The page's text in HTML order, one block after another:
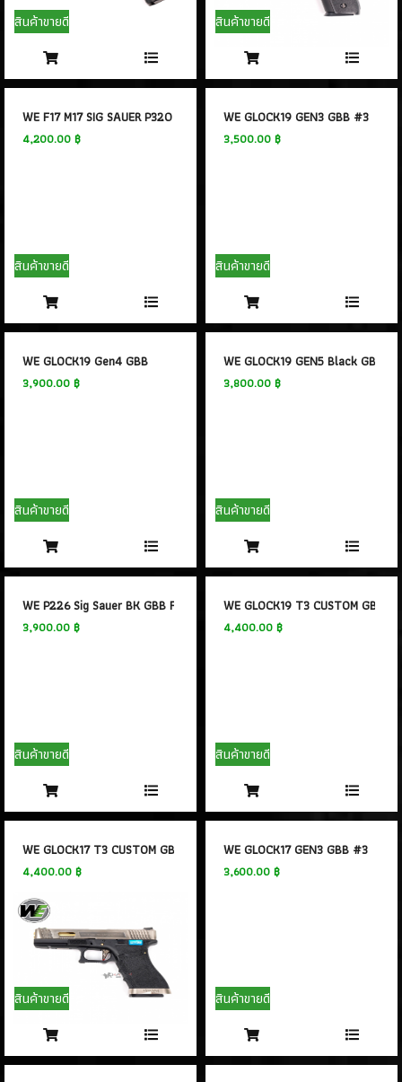
- PROFORCE
- ARTEMIS
- ASCEND
- ICS Hand Gun(1)
- POSEIDON(1)
- ARROW ARMS
- ARES
- HK3
ปืนสั้นอัดลมสปริง SPRING GUN (13)
ปืนยาว RIFLE GUN
แบลงค์กัน BLANK GUN
ปืนแบล๊งค์กัน BLANK GUN
BLANK CARTRIDGE(10)
อุปกรณ์เสริม
สินค้าขายดี สินค้าขายดี
WE F17 M17 SIG SAUER P320 GBB TAN #3
4,200.00 ฿
สินค้าขายดี
WE GLOCK19 GEN3 GBB #3
3,500.00 ฿
สินค้าขายดี
WE GLOCK19 Gen4 GBB
3,900.00 ฿
สินค้าขายดี
WE GLOCK19 GEN5 Black GBB
3,800.00 ฿
สินค้าขายดี
WE P226 Sig Sauer BK GBB F226 #3
3,900.00 ฿
สินค้าขายดี
WE GLOCK19 T3 CUSTOM GBB #3
4,400.00 ฿
สินค้าขายดี
WE GLOCK17 T3 CUSTOM GBB #3
4,400.00 ฿
สินค้าขายดี
WE GLOCK17 GEN3 GBB #3
3,600.00 ฿
สินค้าขายดี